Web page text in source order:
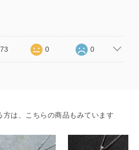
0 0
方は、こちらの商品もみています